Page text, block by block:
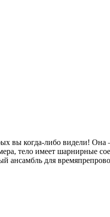
вы когда-либо видели!
тело имеет шарнирные
ансамбль для